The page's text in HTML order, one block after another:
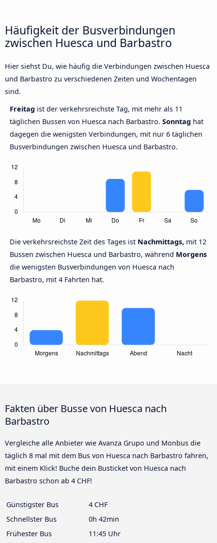
Häufigkeit der Busverbindungen
zwischen Huesca und Barbastro
Hier siehst Du, wie häufig die Verbindungen zwischen Huesca
und Barbastro zu verschiedenen Zeiten und Wochentagen
sind.
Freitag ist der verkehrsreichste Tag, mit mehr als 11
täglichen Bussen von Huesca nach Barbastro. Sonntag hat
dagegen die wenigsten Verbindungen, mit nur 6 täglichen
Busverbindungen zwischen Huesca und Barbastro.
Die verkehrsreichste Zeit des Tages ist Nachmittags, mit 12
Bussen zwischen Huesca und Barbastro, während Morgens
die wenigsten Busverbindungen von Huesca nach
Barbastro, mit 4 Fahrten hat.
Fakten über Busse von Huesca nach
Barbastro
Vergleiche alle Anbieter wie Avanza Grupo und Monbus die
täglich 8 mal mit dem Bus von Huesca nach Barbastro fahren,
mit einem Klick! Buche dein Busticket von Huesca nach
Barbastro schon ab 4 CHF!
Günstigster Bus
4 CHF
Schnellster Bus
0h 42min
Frühester Bus
11:45 Uhr